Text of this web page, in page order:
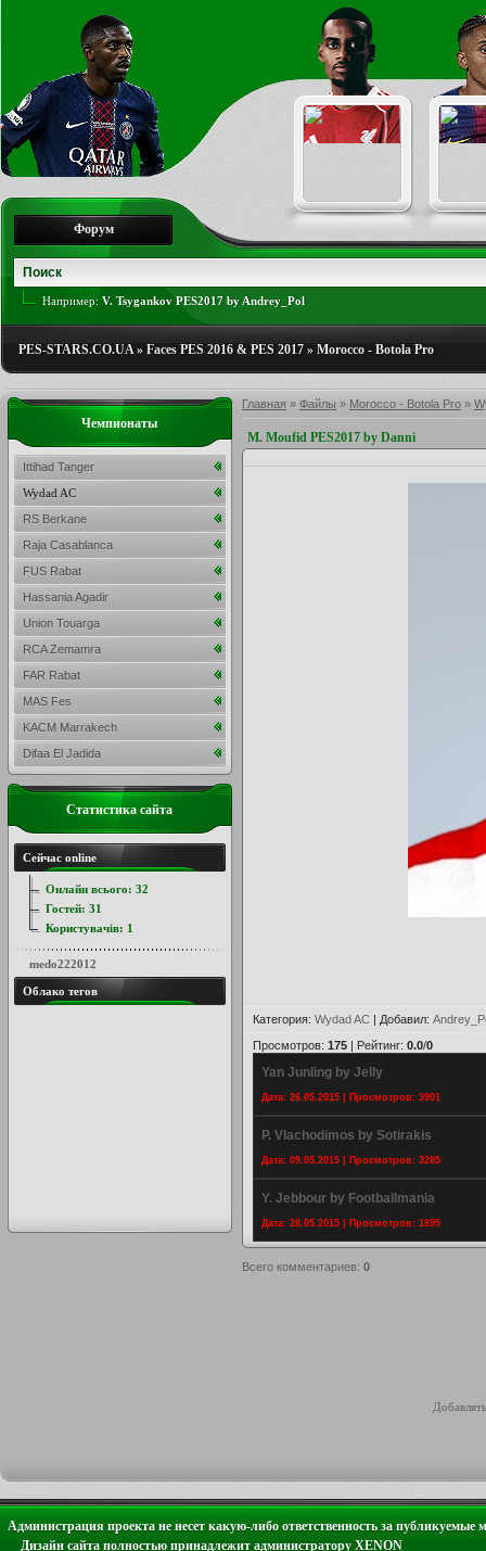
Форум
Например: V. Tsygankov PES2017 by Andrey_Pol
PES-STARS.CO.UA» Faces PES 2016 & PES 2017 » Morocco - Botola Pro
Главная » Файлы » Morocco - Botola Pro »
M. Moufid PES2017 by Danni
Категория: Wydad AC | Добавил:
Просмотров: 175 | Рейтинг: 0.0/0
Yan Junling by Jelly
Дата: 26.05.2015 | Просмотров: 3901
P. Vlachodimos by Sotirakis
Дата: 09.05.2015 | Просмотров: 3285
Y. Jebbour by Footballmania
Дата: 28.05.2015 | Просмотров: 1895
Всего комментариев: 0
Чемпионаты
Ittihad Tanger
Wydad AC
RS Berkane
Raja Casablanca
FUS Rabat
Hassania Agadir
Union Touarga
RCA Zemamra
FAR Rabat
MAS Fes
KACM Marrakech
Difaa El Jadida
Статистика сайта
Сейчас online
Онлайн всього: 32
Гостей: 31
Користувачів: 1
medo222012
Облако тегов
Администрация проекта не несет какую-либо ответственность за публикуемые
Дизайн сайта полностью принадлежит администратору XENON